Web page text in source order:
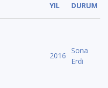
YIL DURUM
2016
Sona
Erdi